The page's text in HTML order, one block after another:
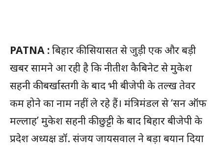
PATNA :बिहार की सियासत से जुड़ी एक और बड़ी
खबर सामने आ रही है कि नीतीश कैबिनेट से मुकेश
सहनी की बर्खास्तगी के बाद भी बीजेपी के तल्ख तेवर
कम होने का नाम नहीं ले रहे हैं। मंत्रिमंडल से ‘सन ऑफ
मल्लाह’ मुकेश सहनी की छुट्टी के बाद बिहार बीजेपी के
प्रदेश अध्यक्ष डॉ. संजय जायसवाल ने बड़ा बयान दिया